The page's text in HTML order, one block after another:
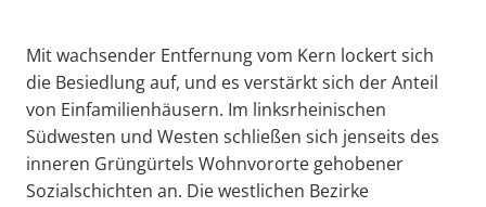
Mit wachsender Entfernung vom Kern lockert sich
die Besiedlung auf, und es verstärkt sich der Anteil
von Einfamilienhäusern. Im linksrheinischen
Südwesten und Westen schließen sich jenseits des
inneren Grüngürtels Wohnvororte gehobener
Sozialschichten an. Die westlichen Bezirke